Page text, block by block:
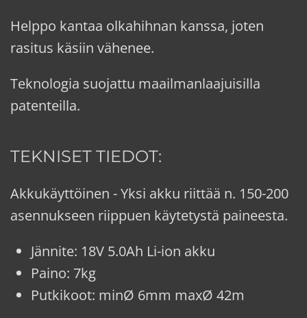
Helppo kantaa olkahihnan kanssa, joten
rasitus käsiin vähenee.
Teknologia suojattu maailmanlaajuisilla
patenteilla.
TEKNISET TIEDOT:
Akkukäyttöinen - Yksi akku riittää n. 150-200
asennukseen riippuen käytetystä paineesta.
Jännite: 18V 5.0Ah Li-ion akku
Paino: 7kg
Putkikoot: minØ 6mm maxØ 42m